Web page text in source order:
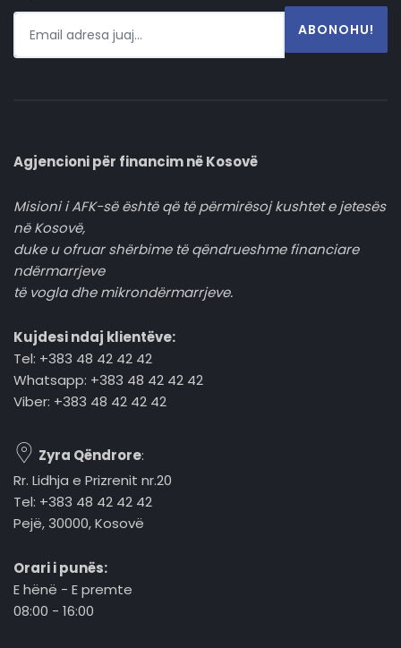
ABONOHU!
Agjencioni për financim në Kosovë
Misioni i AFK-së është që të përmirësoj kushtet e jetesës
në Kosovë,
duke u ofruar shërbime të qëndrueshme financiare
ndërmarrjeve
të vogla dhe mikrondërmarrjeve.
Kujdesi ndaj klientëve:
Tel: +383 48 42 42 42
Whatsapp: +383 48 42 42 42
Viber: +383 48 42 42 42
Zyra Qëndrore:
Rr. Lidhja e Prizrenit nr.20
Tel: +383 48 42 42 42
Pejë, 30000, Kosovë
Orari i punës:
E hënë - E premte
08:00 - 16:00